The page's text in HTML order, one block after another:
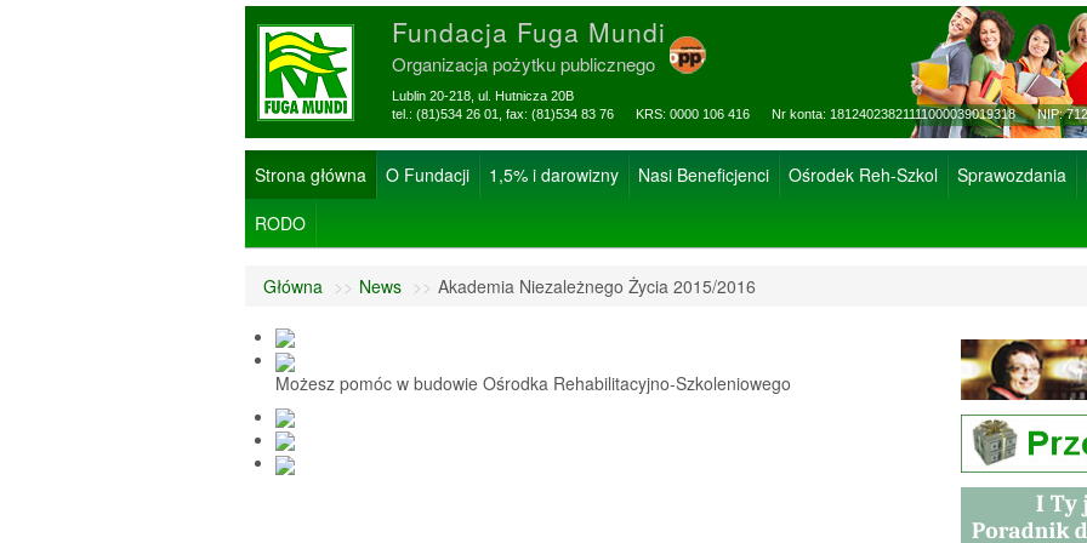
Fundacja Fuga Mundi
Organizacja pożytku publicznego
Lublin 20-218, ul. Hutnicza 20B
tel.: (81)534 26 01, fax: (81)534 83 76 KRS: 0000 106 416 Nr konta: 18124023821111000039019318 NIP:
Strona główna O Fundacji 1,5% i darowizny Nasi Beneficjenci Ośrodek Reh-Szkol Sprawozdania
RODO
Główna >> News >> Akademia Niezależnego Życia 2015/2016
Możesz pomóc w budowie Ośrodka Rehabilitacyjno-Szkoleniowego